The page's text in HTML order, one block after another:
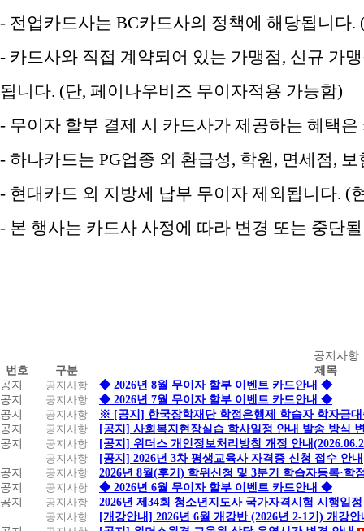
- 전업카드사는 BC카드사의 정책에 해당됩니다.
- 카드사와 직접 계약되어 있는 가맹점, 신규 가
됩니다. (단, 페이나우비즈 무이자적용 가능함)
- 무이자 할부 결제 시 카드사가 제공하는 혜택
- 하나카드는 PG업종 외 환급성, 학원, 면세점,
- 현대카드 외 지방세 납부 무이자 제외됩니다. (
- 본 행사는 카드사 사정에 따라 변경 또는 중단
지
사
항
공지사항
번호
구분
제목
공지
공지사항
◆ 2026년 8월 무이자 할부 이벤트 카드안내 ◆
공지
공지사항
◆ 2026년 7월 무이자 할부 이벤트 카드안내 ◆
공지
공지사항
※ [공지] 한국장학재단 학점은행제 학습자 학자금
공지
공지사항
[공지] 사회복지현장실습 학사일정 안내 발송 방식
공지
공지사항
[공지] 위더스 개인정보처리방침 개정 안내
공지사항
[공지] 2026년 3차 평생교육사 자격증 신청 접수 안내
공지
공지사항
2026년 8월(후기) 학위신청 및 3분기 학습자등록·학
공지
공지사항
◆ 2026년 6월 무이자 할부 이벤트 카드안내 ◆
공지
공지사항
2026년 제34회 청소년지도사 국가자격시험 시행일
공지사항
[개강안내] 2026년 6월 개강반 (2026년 2-1기) 개강안